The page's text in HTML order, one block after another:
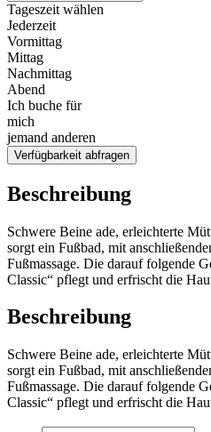
Tageszeit wählen
Jederzeit
Vormittag
Mittag
Nachmittag
Abend
Ich buche für
mich
jemand anderen
Verfügbarkeit abfragen
Beschreibung
Schwere Beine ade, erleichterte
sorgt ein Fußbad, mit
Fußmassage. Die darauf folgende
Classic“ pflegt und erfrischt die
Beschreibung
Schwere Beine ade, erleichterte
sorgt ein Fußbad, mit
Fußmassage. Die darauf folgende
Classic“ pflegt und erfrischt die